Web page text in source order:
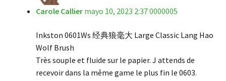
Carole Callier mayo 10, 2023 2:37 0000005
Inkston 0601Ws 经典狼毫大 Large Classic Lang Hao
Wolf Brush
Très souple et fluide sur le papier. J attends de
recevoir dans la même game le plus fin le 0603.